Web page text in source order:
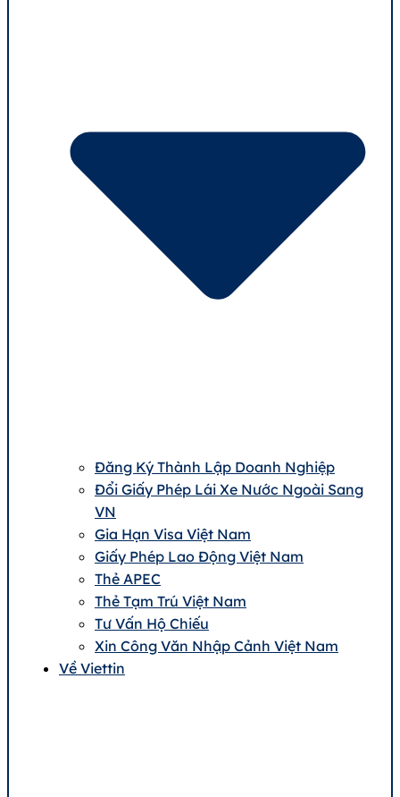
Đăng Ký Thành Lập Doanh Nghiệp
Đổi Giấy Phép Lái Xe Nước Ngoài Sang
VN
Gia Hạn Visa Việt Nam
Giấy Phép Lao Động Việt Nam
Thẻ APEC
Thẻ Tạm Trú Việt Nam
Tư Vấn Hộ Chiếu
Xin Công Văn Nhập Cảnh Việt Nam
Về Viettin